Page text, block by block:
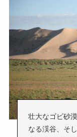
壮大なゴビ砂
なる渓谷、そ